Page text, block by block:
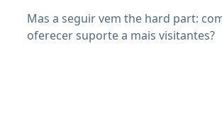
Mas a seguir vem the hard part:
oferecer suporte a mais visitantes?